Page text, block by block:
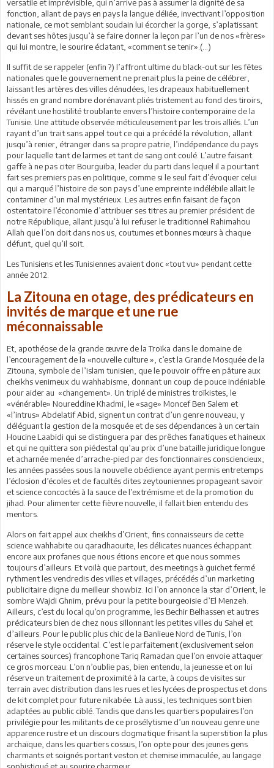
versatile et imprévisible, qui n’arrive pas à assumer la dignité de sa
fonction, allant de pays en pays la langue déliée, invectivant l’opposition
nationale, ce mot semblant soudain lui écorcher la gorge, s’aplatissant
devant ses hôtes jusqu’à se faire donner la leçon par l’un de nos «frères»
qui lui montre, le sourire éclatant, «comment se tenir».(...)
Il suffit de se rappeler (enfin ?) l’affront ultime du black-out sur les fêtes
nationales que le gouvernement ne prenait plus la peine de célébrer,
laissant les artères des villes dénudées, les drapeaux habituellement
hissés en grand nombre dorénavant pliés tristement au fond des tiroirs,
révélant une hostilité troublante envers l’histoire contemporaine de la
Tunisie. Une attitude observée méticuleusement par les trois alliés. L’un
rayant d’un trait sans appel tout ce qui a précédé la révolution, allant
jusqu’à renier, étranger dans sa propre patrie, l’indépendance du pays
pour laquelle tant de larmes et tant de sang ont coulé. L’autre faisant
gaffe à ne pas citer Bourguiba, leader du parti dans lequel il a pourtant
fait ses premiers pas en politique, comme si le seul fait d’évoquer celui
qui a marqué l’histoire de son pays d’une empreinte indélébile allait le
contaminer d’un mal mystérieux. Les autres enfin faisant de façon
ostentatoire l’économie d’attribuer ses titres au premier président de
notre République, allant jusqu’à lui refuser le traditionnel Rahimahou
Allah que l’on doit dans nos us, coutumes et bonnes mœurs à chaque
défunt, quel qu’il soit.
Les Tunisiens et les Tunisiennes avaient donc «tout vu» pendant cette
année 2012.
La Zitouna en otage, des prédicateurs en
invités de marque et une rue
méconnaissable
Et, apothéose de la grande œuvre de la Troïka dans le domaine de
l’encouragement de la «nouvelle culture », c’est la Grande Mosquée de la
Zitouna, symbole de l’islam tunisien, que le pouvoir offre en pâture aux
cheikhs venimeux du wahhabisme, donnant un coup de pouce indéniable
pour aider au «changement». Un triplé de ministres troïkistes, le
«vénérable» Noureddine Khadmi, le «sage» Moncef Ben Salem et
«l’intrus» Abdelatif Abid, signent un contrat d’un genre nouveau, y
déléguant la gestion de la mosquée et de ses dépendances à un certain
Houcine Laabidi qui se distinguera par des prêches fanatiques et haineux
et qui ne quittera son piédestal qu’au prix d’une bataille juridique longue
et acharnée menée d’arrache-pied par des fonctionnaires consciencieux,
les années passées sous la nouvelle obédience ayant permis entretemps
l’éclosion d’écoles et de facultés dites zeytouniennes propageant savoir
et science concoctés à la sauce de l’extrémisme et de la promotion du
jihad. Pour alimenter cette fièvre nouvelle, il fallait bien entendu des
mentors.
Alors on fait appel aux cheikhs d’Orient, fins connaisseurs de cette
science wahhabite ou qaradhaouite, les délicates nuances échappant
encore aux profanes que nous étions encore et que nous sommes
toujours d’ailleurs. Et voilà que partout, des meetings à guichet fermé
rythment les vendredis des villes et villages, précédés d’un marketing
publicitaire digne du meilleur showbiz. Ici l’on annonce la star d’Orient, le
sombre Wajdi Ghnim, prévu pour la petite bourgeoisie d’El Menzeh.
Ailleurs, c’est du local qu’on programme, les Bechir Belhassen et autres
prédicateurs bien de chez nous sillonnant les petites villes du Sahel et
d’ailleurs. Pour le public plus chic de la Banlieue Nord de Tunis, l’on
réserve le style occidental. C’est le parfaitement (exclusivement selon
certaines sources) francophone Tariq Ramadan que l’on envoie attaquer
ce gros morceau. L’on n’oublie pas, bien entendu, la jeunesse et on lui
réserve un traitement de proximité à la carte, à coups de visites sur
terrain avec distribution dans les rues et les lycées de prospectus et dons
de kit complet pour future nikabée. Là aussi, les techniques sont bien
adaptées au public ciblé. Tandis que dans les quartiers populaires l’on
privilégie pour les militants de ce prosélytisme d’un nouveau genre une
apparence rustre et un discours dogmatique frisant la superstition la plus
archaïque, dans les quartiers cossus, l’on opte pour des jeunes gens
charmants et soignés portant veston et chemise immaculée, au langage